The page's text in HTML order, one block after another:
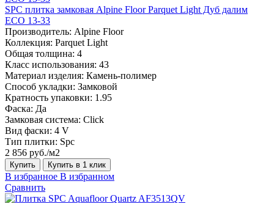
SPC плитка замковая Alpine Floor Parquet Light Дуб далим
ЕСО 13-33
Производитель: Alpine Floor
Коллекция: Parquet Light
Общая толщина: 4
Класс использования: 43
Материал изделия: Камень-полимер
Способ укладки: Замковой
Кратность упаковки: 1.95
Фаска: Да
Замковая система: Click
Вид фаски: 4 V
Тип плитки: Spc
2 856 руб./м2
Купить Купить в 1 клик
В избранное В избранном
Сравнить